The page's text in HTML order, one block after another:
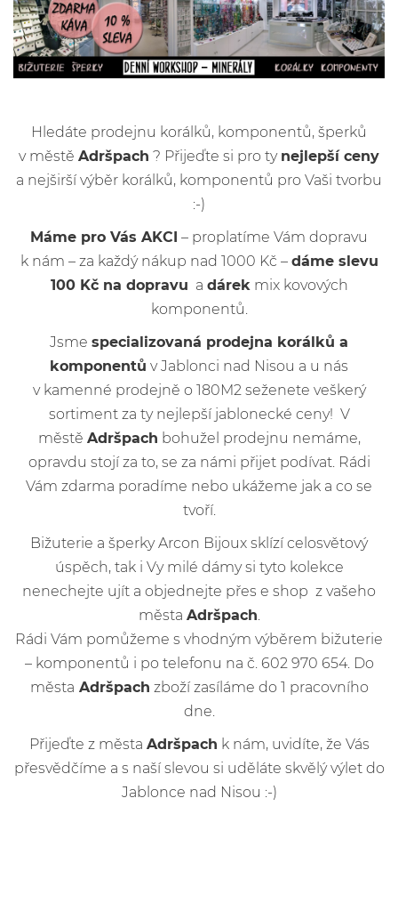
Hledáte prodejnu korálků, komponentů, šperků
v městě Adršpach ? Přijeďte si pro ty nejlepší ceny
a nejširší výběr korálků, komponentů pro Vaši tvorbu
:-)
Máme pro Vás AKCI – proplatíme Vám dopravu
k nám – za každý nákup nad 1000 Kč – dáme slevu
100 Kč na dopravu a dárek mix kovových
komponentů.
Jsme specializovaná prodejna korálků a
komponentů v Jablonci nad Nisou a u nás
v kamenné prodejně o 180M2 seženete veškerý
sortiment za ty nejlepší jablonecké ceny! V
městě Adršpach bohužel prodejnu nemáme,
opravdu stojí za to, se za námi přijet podívat. Rádi
Vám zdarma poradíme nebo ukážeme jak a co se
tvoří.
Bižuterie a šperky Arcon Bijoux sklízí celosvětový
úspěch, tak i Vy milé dámy si tyto kolekce
nenechejte ujít a objednejte přes e shop z vašeho
města Adršpach
Rádi Vám pomůžeme s vhodným výběrem bižuterie
– komponentů i po telefonu na č. 602 970 654. Do
města Adršpach zboží zasíláme do 1 pracovního
dne.
Přijeďte z města Adršpach k nám, uvidíte, že Vás
přesvědčíme a s naší slevou si uděláte skvělý výlet do
Jablonce nad Nisou :-)